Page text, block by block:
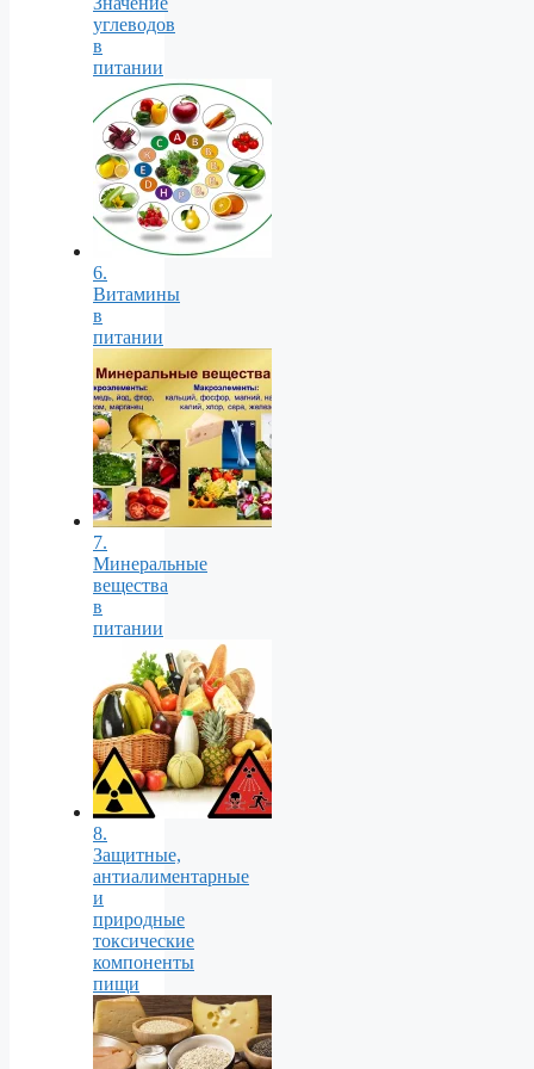
углеводов
в
питании
6.
Витамины
в
питании
7.
Минеральные
вещества
в
питании
8.
Защитные,
антиалиментарные
и
природные
токсические
компоненты
пищи